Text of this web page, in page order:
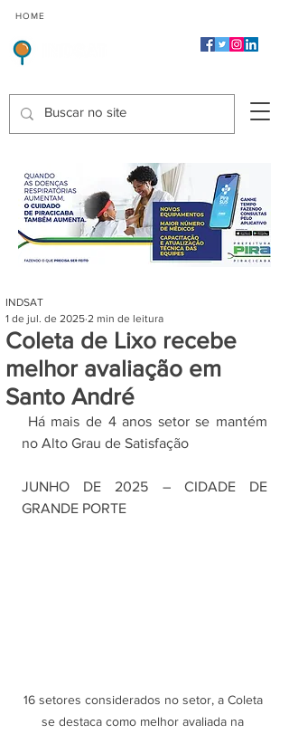
HOME
Coleta de Lixo recebe
melhor avaliação em
Santo André
INDSAT
1 de jul. de 2025 2 min de leitura
Há mais de 4 anos setor se mantém
no Alto Grau de Satisfação
JUNHO DE 2025 – CIDADE DE
GRANDE PORTE
16 setores considerados no setor, a Coleta
se destaca como melhor avaliada na